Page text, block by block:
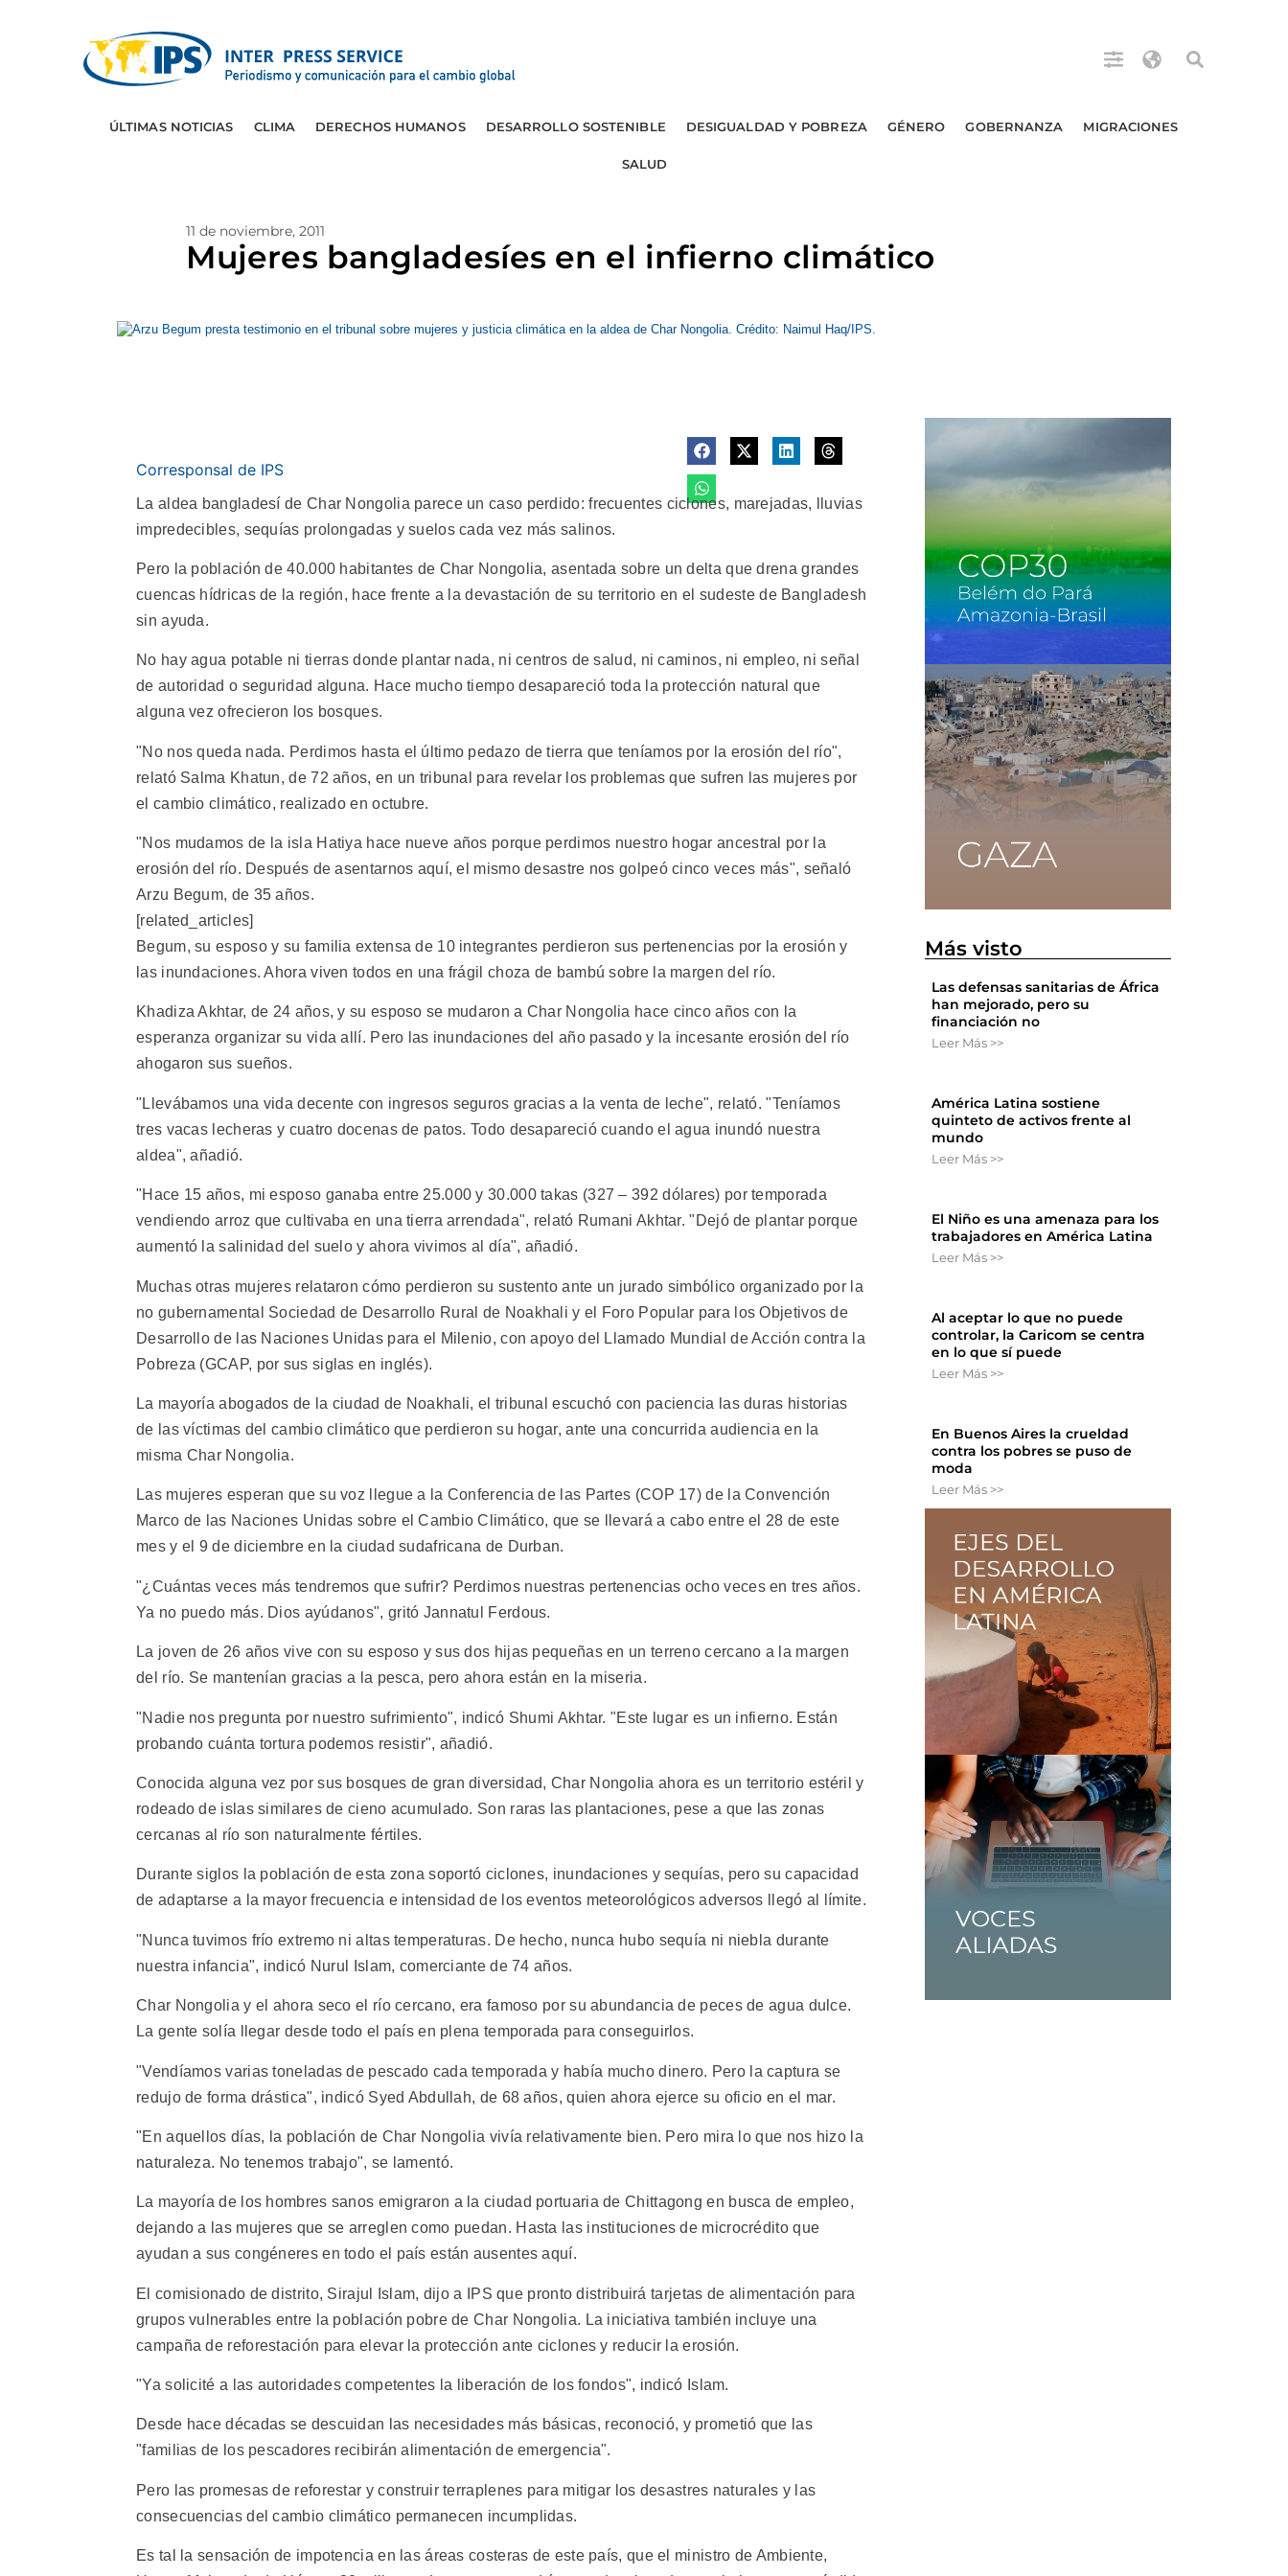
ÚLTIMAS NOTICIAS CLIMA DERECHOS HUMANOS DESARROLLO SOSTENIBLE DESIGUALDAD Y POBREZA GÉNERO GOBERNANZA MIGRACIONES
SALUD
11 de noviembre, 2011
Mujeres bangladesíes en el infierno climático
Corresponsal de IPS
La aldea bangladesí de Char Nongolia parece un caso perdido: frecuentes ciclones, marejadas, lluvias
impredecibles, sequías prolongadas y suelos cada vez más salinos.
Pero la población de 40.000 habitantes de Char Nongolia, asentada sobre un delta que drena grandes
cuencas hídricas de la región, hace frente a la devastación de su territorio en el sudeste de Bangladesh
sin ayuda.
No hay agua potable ni tierras donde plantar nada, ni centros de salud, ni caminos, ni empleo, ni señal
de autoridad o seguridad alguna. Hace mucho tiempo desapareció toda la protección natural que
alguna vez ofrecieron los bosques.
"No nos queda nada. Perdimos hasta el último pedazo de tierra que teníamos por la erosión del río",
relató Salma Khatun, de 72 años, en un tribunal para revelar los problemas que sufren las mujeres por
el cambio climático, realizado en octubre.
"Nos mudamos de la isla Hatiya hace nueve años porque perdimos nuestro hogar ancestral por la
erosión del río. Después de asentarnos aquí, el mismo desastre nos golpeó cinco veces más", señaló
Arzu Begum, de 35 años.
[related_articles]
Begum, su esposo y su familia extensa de 10 integrantes perdieron sus pertenencias por la erosión y
las inundaciones. Ahora viven todos en una frágil choza de bambú sobre la margen del río.
Khadiza Akhtar, de 24 años, y su esposo se mudaron a Char Nongolia hace cinco años con la
esperanza organizar su vida allí. Pero las inundaciones del año pasado y la incesante erosión del río
ahogaron sus sueños.
"Llevábamos una vida decente con ingresos seguros gracias a la venta de leche", relató. "Teníamos
tres vacas lecheras y cuatro docenas de patos. Todo desapareció cuando el agua inundó nuestra
aldea", añadió.
"Hace 15 años, mi esposo ganaba entre 25.000 y 30.000 takas (327 – 392 dólares) por temporada
vendiendo arroz que cultivaba en una tierra arrendada", relató Rumani Akhtar. "Dejó de plantar porque
aumentó la salinidad del suelo y ahora vivimos al día", añadió.
Muchas otras mujeres relataron cómo perdieron su sustento ante un jurado simbólico organizado por la
no gubernamental Sociedad de Desarrollo Rural de Noakhali y el Foro Popular para los Objetivos de
Desarrollo de las Naciones Unidas para el Milenio, con apoyo del Llamado Mundial de Acción contra la
Pobreza (GCAP, por sus siglas en inglés).
La mayoría abogados de la ciudad de Noakhali, el tribunal escuchó con paciencia las duras historias
de las víctimas del cambio climático que perdieron su hogar, ante una concurrida audiencia en la
misma Char Nongolia.
Las mujeres esperan que su voz llegue a la Conferencia de las Partes (COP 17) de la Convención
Marco de las Naciones Unidas sobre el Cambio Climático, que se llevará a cabo entre el 28 de este
mes y el 9 de diciembre en la ciudad sudafricana de Durban.
"¿Cuántas veces más tendremos que sufrir? Perdimos nuestras pertenencias ocho veces en tres años.
Ya no puedo más. Dios ayúdanos", gritó Jannatul Ferdous.
La joven de 26 años vive con su esposo y sus dos hijas pequeñas en un terreno cercano a la margen
del río. Se mantenían gracias a la pesca, pero ahora están en la miseria.
"Nadie nos pregunta por nuestro sufrimiento", indicó Shumi Akhtar. "Este lugar es un infierno. Están
probando cuánta tortura podemos resistir", añadió.
Conocida alguna vez por sus bosques de gran diversidad, Char Nongolia ahora es un territorio estéril y
rodeado de islas similares de cieno acumulado. Son raras las plantaciones, pese a que las zonas
cercanas al río son naturalmente fértiles.
Durante siglos la población de esta zona soportó ciclones, inundaciones y sequías, pero su capacidad
de adaptarse a la mayor frecuencia e intensidad de los eventos meteorológicos adversos llegó al límite.
"Nunca tuvimos frío extremo ni altas temperaturas. De hecho, nunca hubo sequía ni niebla durante
nuestra infancia", indicó Nurul Islam, comerciante de 74 años.
Char Nongolia y el ahora seco el río cercano, era famoso por su abundancia de peces de agua dulce.
La gente solía llegar desde todo el país en plena temporada para conseguirlos.
"Vendíamos varias toneladas de pescado cada temporada y había mucho dinero. Pero la captura se
redujo de forma drástica", indicó Syed Abdullah, de 68 años, quien ahora ejerce su oficio en el mar.
"En aquellos días, la población de Char Nongolia vivía relativamente bien. Pero mira lo que nos hizo la
naturaleza. No tenemos trabajo", se lamentó.
La mayoría de los hombres sanos emigraron a la ciudad portuaria de Chittagong en busca de empleo,
dejando a las mujeres que se arreglen como puedan. Hasta las instituciones de microcrédito que
ayudan a sus congéneres en todo el país están ausentes aquí.
El comisionado de distrito, Sirajul Islam, dijo a IPS que pronto distribuirá tarjetas de alimentación para
grupos vulnerables entre la población pobre de Char Nongolia. La iniciativa también incluye una
campaña de reforestación para elevar la protección ante ciclones y reducir la erosión.
"Ya solicité a las autoridades competentes la liberación de los fondos", indicó Islam.
Desde hace décadas se descuidan las necesidades más básicas, reconoció, y prometió que las
"familias de los pescadores recibirán alimentación de emergencia".
Pero las promesas de reforestar y construir terraplenes para mitigar los desastres naturales y las
consecuencias del cambio climático permanecen incumplidas.
Es tal la sensación de impotencia en las áreas costeras de este país, que el ministro de Ambiente,
Más visto
Las defensas sanitarias de África
han mejorado, pero su
financiación no
Leer Más >>
América Latina sostiene
quinteto de activos frente al
mundo
Leer Más >>
El Niño es una amenaza para los
trabajadores en América Latina
Leer Más >>
Al aceptar lo que no puede
controlar, la Caricom se centra
en lo que sí puede
Leer Más >>
En Buenos Aires la crueldad
contra los pobres se puso de
moda
Leer Más >>